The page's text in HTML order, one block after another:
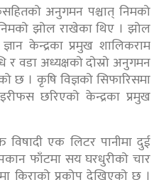
अनुगमन पश्चात् निमको
झोल राखेका थिए । झोल
केन्द्रका प्रमुख शालिकराम
र वडा अध्यक्षको दोस्रो अनुगमन
छ । कृषि विज्ञको सिफारिसमा
छरिएको केन्द्रका प्रमुख
विषादी एक लिटर पानीमा दुई
फाँटमा सय घरधुरीको चार